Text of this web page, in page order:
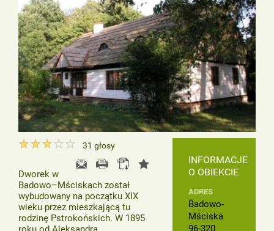
31 głosy
INFORMACJE
O OBIEKCIE
ADRES
Badowo-
Mściska
96-320
Dworek w
Badowo–Mściskach został
wybudowany na początku XIX
wieku przez mieszkającą tu
rodzinę Pstrokońskich. W 1895